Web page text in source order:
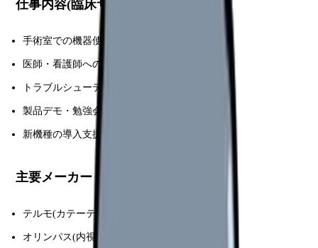
仕事内容(臨床サポート)
手術室での機器使用立ち会い
医師・看護師への技術指導
トラブルシューティング
製品デモ・勉強会
新機種の導入支援
主要メーカー
テルモ(カテーテル・注射器)
オリンパス(内視鏡)